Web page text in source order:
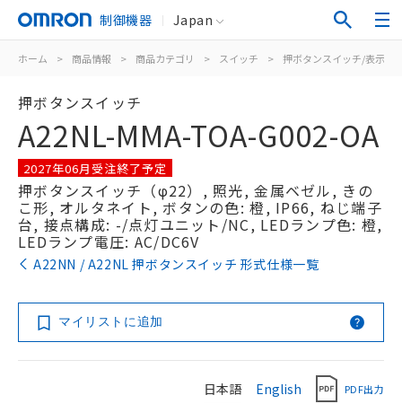
制御機器 Japan
ホーム > 商品情報 > 商品カテゴリ > スイッチ > 押ボタンスイッチ/表示灯
押ボタンスイッチ
A22NL-MMA-TOA-G002-OA
2027年06月受注終了予定
押ボタンスイッチ（φ22）, 照光, 金属ベゼル, きの
こ形, オルタネイト, ボタンの色: 橙, IP66, ねじ端子
台, 接点構成: -/点灯ユニット/NC, LEDランプ色: 橙,
LEDランプ電圧: AC/DC6V
A22NN / A22NL 押ボタンスイッチ 形式仕様一覧
マイリストに追加
日本語 English PDF出力